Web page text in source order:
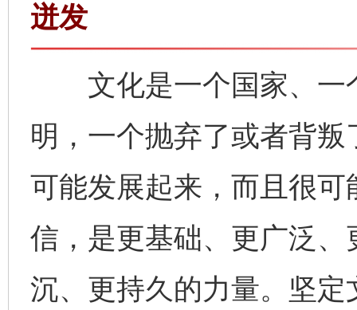
迸发
文化是一个国家、一
明，一个抛弃了或者背
可能发展起来，而且很
信，是更基础、更广泛
沉、更持久的力量。坚